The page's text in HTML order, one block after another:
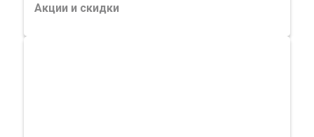
Акции и скидки